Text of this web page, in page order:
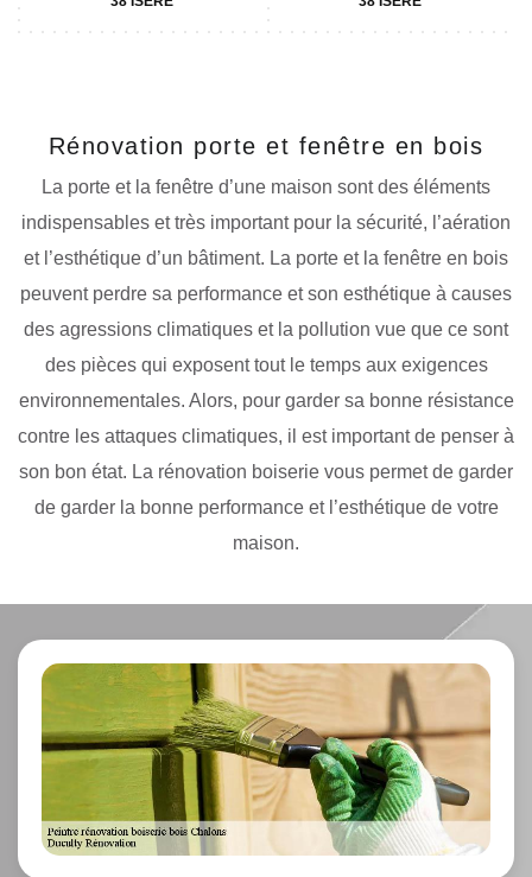
Rénovation porte et fenêtre en bois
La porte et la fenêtre d’une maison sont des éléments
indispensables et très important pour la sécurité, l’aération
et l’esthétique d’un bâtiment. La porte et la fenêtre en bois
peuvent perdre sa performance et son esthétique à causes
des agressions climatiques et la pollution vue que ce sont
des pièces qui exposent tout le temps aux exigences
environnementales. Alors, pour garder sa bonne résistance
contre les attaques climatiques, il est important de penser à
son bon état. La rénovation boiserie vous permet de garder
de garder la bonne performance et l’esthétique de votre
maison.